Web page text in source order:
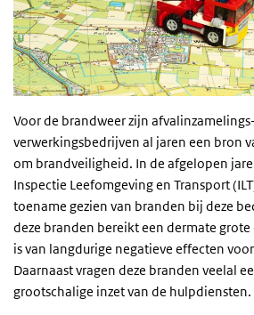
Voor de brandweer zijn
verwerkingsbedrijven al jaren een bron
om brandveiligheid. In de afgelopen
Inspectie Leefomgeving en Transport
toename gezien van branden bij deze
deze branden bereikt een dermate grote
is van langdurige negatieve effecten
Daarnaast vragen deze branden veelal
grootschalige inzet van de hulpdiensten.